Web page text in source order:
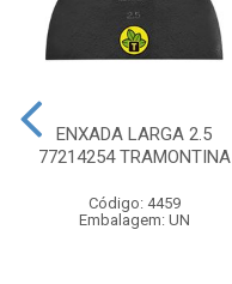
ENXADA LARGA 2.5
77214254 TRAMONTINA
Código: 4459
Embalagem: UN